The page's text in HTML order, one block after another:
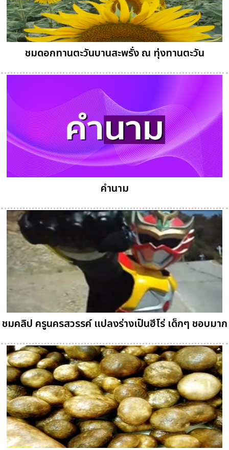
ชมดอกทานตะวันบานสะพรั่ง ณ ทุ่งทานตะวัน
คำนาม
ชมคลิป ครูนครสวรรค์ แปลงร่างเป็นฮีโร่ เด็กๆ ชอบมาก